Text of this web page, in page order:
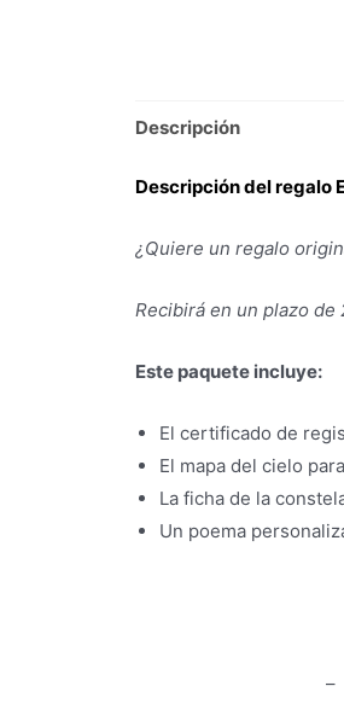
Descripción
Descripción del regalo
¿Quiere un regalo
Recibirá en un plazo
Este paquete incluye:
El certificado de
El mapa del cielo
La ficha de la
Un poema
–